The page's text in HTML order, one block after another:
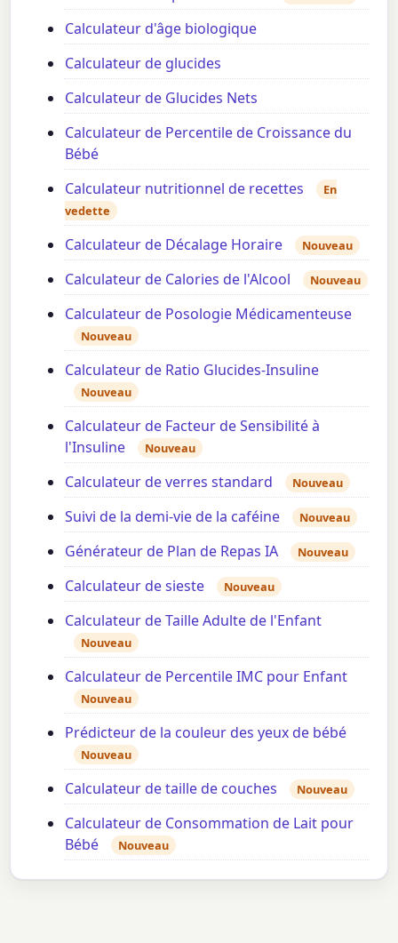
Calculateur d'âge biologique
Calculateur de glucides
Calculateur de Glucides Nets
Calculateur de Percentile de Croissance du
Bébé
Calculateur nutritionnel de recettes
En
vedette
Calculateur de Décalage Horaire Nouveau
Calculateur de Calories de l'Alcool Nouveau
Calculateur de Posologie Médicamenteuse
Nouveau
Calculateur de Ratio Glucides-Insuline
Nouveau
Calculateur de Facteur de Sensibilité à
l'Insuline
Nouveau
Calculateur de verres standard Nouveau
Suivi de la demi-vie de la caféine Nouveau
Générateur de Plan de Repas IA Nouveau
Calculateur de sieste Nouveau
Calculateur de Taille Adulte de l'Enfant
Nouveau
Calculateur de Percentile IMC pour Enfant
Nouveau
Prédicteur de la couleur des yeux de bébé
Nouveau
Calculateur de taille de couches Nouveau
Calculateur de Consommation de Lait pour
Bébé
Nouveau